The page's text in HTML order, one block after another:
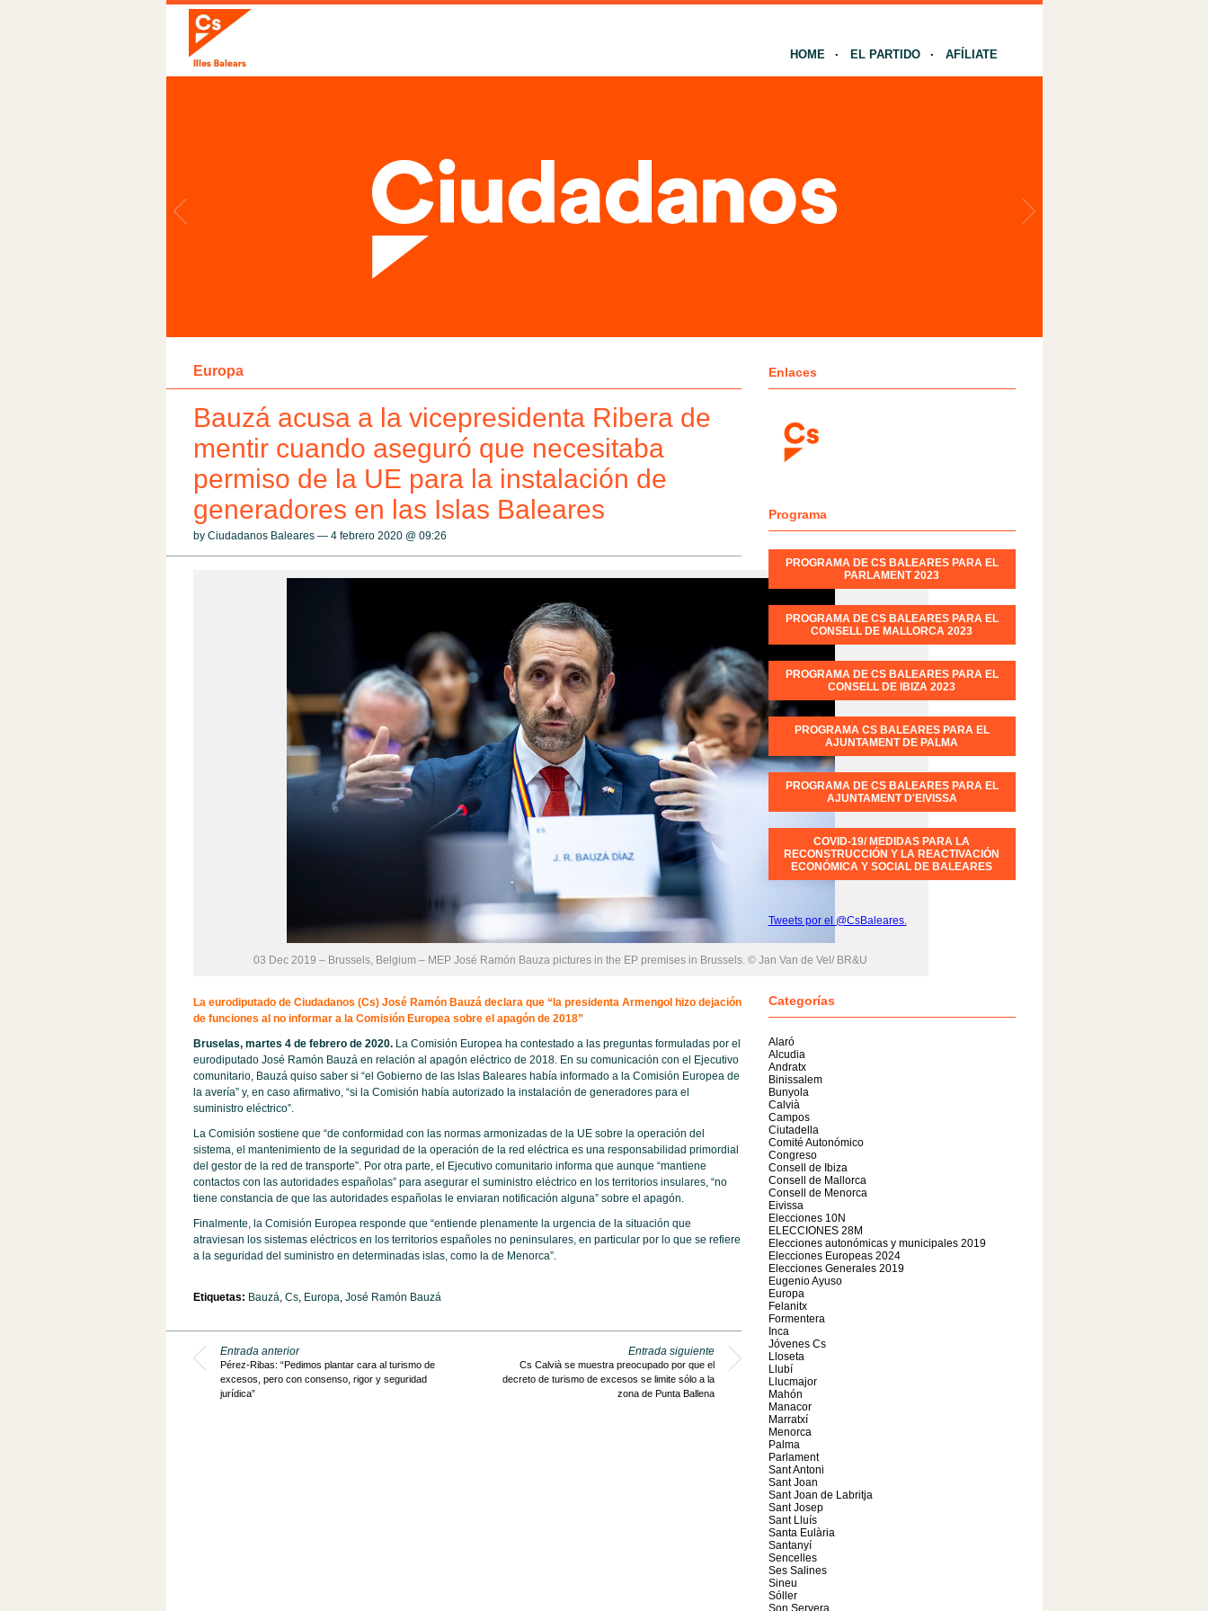
HOME EL PARTIDO AFÍLIATE
Europa
Bauzá acusa a la vicepresidenta Ribera de
mentir cuando aseguró que necesitaba
permiso de la UE para la instalación de
generadores en las Islas Baleares
by Ciudadanos Baleares — 4 febrero 2020 @ 09:26
03 Dec 2019 – Brussels, Belgium – MEP José Ramón Bauza pictures in the EP premises in Brussels. © Jan Van de Vel/ BR&U
La eurodiputado de Ciudadanos (Cs) José Ramón Bauzá declara que “la presidenta Armengol hizo dejación
de funciones al no informar a la Comisión Europea sobre el apagón de 2018”
Bruselas, martes 4 de febrero de 2020.La Comisión Europea ha contestado a las preguntas formuladas por el
eurodiputado José Ramón Bauzá en relación al apagón eléctrico de 2018. En su comunicación con el Ejecutivo
comunitario, Bauzá quiso saber si “el Gobierno de las Islas Baleares había informado a la Comisión Europea de
la avería” y, en caso afirmativo, “si la Comisión había autorizado la instalación de generadores para el
suministro eléctrico”.
La Comisión sostiene que “de conformidad con las normas armonizadas de la UE sobre la operación del
sistema, el mantenimiento de la seguridad de la operación de la red eléctrica es una responsabilidad primordial
del gestor de la red de transporte”. Por otra parte, el Ejecutivo comunitario informa que aunque “mantiene
contactos con las autoridades españolas” para asegurar el suministro eléctrico en los territorios insulares, “no
tiene constancia de que las autoridades españolas le enviaran notificación alguna” sobre el apagón.
Finalmente, la Comisión Europea responde que “entiende plenamente la urgencia de la situación que
atraviesan los sistemas eléctricos en los territorios españoles no peninsulares, en particular por lo que se refiere
a la seguridad del suministro en determinadas islas, como la de Menorca”.
Etiquetas: Bauzá, Cs, Europa, José Ramón Bauzá
Entrada anterior
Pérez-Ribas: “Pedimos plantar cara al turismo de
excesos, pero con consenso, rigor y seguridad
jurídica”
Entrada siguiente
Cs Calvià se muestra preocupado por que el
decreto de turismo de excesos se limite sólo a la
zona de Punta Ballena
Enlaces
Programa
PROGRAMA DE CS BALEARES PARA EL
PARLAMENT 2023
PROGRAMA DE CS BALEARES PARA EL
CONSELL DE MALLORCA 2023
PROGRAMA DE CS BALEARES PARA EL
CONSELL DE IBIZA 2023
PROGRAMA CS BALEARES PARA EL
AJUNTAMENT DE PALMA
PROGRAMA DE CS BALEARES PARA EL
AJUNTAMENT D'EIVISSA
COVID-19/ MEDIDAS PARA LA
RECONSTRUCCIÓN Y LA REACTIVACIÓN
ECONÓMICA Y SOCIAL DE BALEARES
Tweets por el @CsBaleares.
Categorías
Alaró
Alcudia
Andratx
Binissalem
Bunyola
Calvià
Campos
Ciutadella
Comité Autonómico
Congreso
Consell de Ibiza
Consell de Mallorca
Consell de Menorca
Eivissa
Elecciones 10N
ELECCIONES 28M
Elecciones autonómicas y municipales 2019
Elecciones Europeas 2024
Elecciones Generales 2019
Eugenio Ayuso
Europa
Felanitx
Formentera
Inca
Jóvenes Cs
Lloseta
Llubí
Llucmajor
Mahón
Manacor
Marratxí
Menorca
Palma
Parlament
Sant Antoni
Sant Joan
Sant Joan de Labritja
Sant Josep
Sant Lluís
Santa Eulària
Santanyí
Sencelles
Ses Salines
Sineu
Sóller
Son Servera